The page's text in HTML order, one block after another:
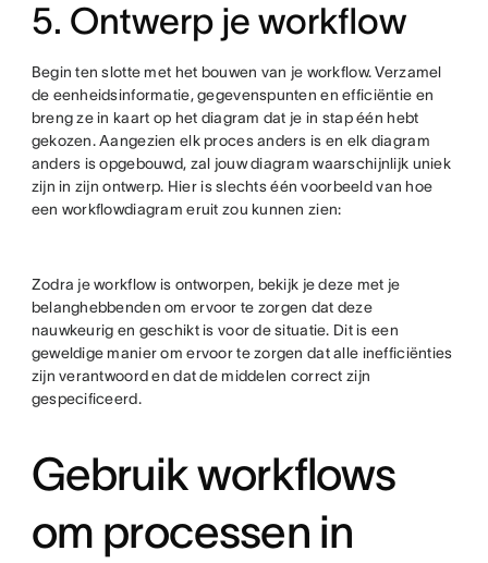
5. Ontwerp je workflow
Begin ten slotte met het bouwen van je workflow. Verzamel
de eenheidsinformatie, gegevenspunten en efficiëntie en
breng ze in kaart op het diagram dat je in stap één hebt
gekozen. Aangezien elk proces anders is en elk diagram
anders is opgebouwd, zal jouw diagram waarschijnlijk uniek
zijn in zijn ontwerp. Hier is slechts één voorbeeld van hoe
een workflowdiagram eruit zou kunnen zien:
Zodra je workflow is ontworpen, bekijk je deze met je
belanghebbenden om ervoor te zorgen dat deze
nauwkeurig en geschikt is voor de situatie. Dit is een
geweldige manier om ervoor te zorgen dat alle inefficiënties
zijn verantwoord en dat de middelen correct zijn
gespecificeerd.
Gebruik workflows
om processen in